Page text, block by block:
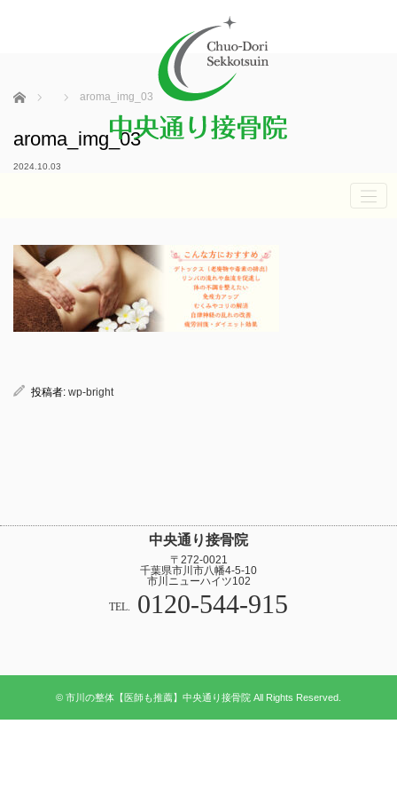
ホーム aroma_img_03
aroma_img_03
2024.10.03
投稿者: wp-bright
中央通り接骨院
〒272-0021
千葉県市川市八幡4-5-10
市川ニューハイツ102
TEL. 0120-544-915
© 市川の整体【医師も推薦】中央通り接骨院 All Rights Reserved.